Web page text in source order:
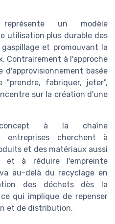
représente un modèle
utilisation plus durable des
et promouvant la
Contrairement à l'approche
basée
"prendre, fabriquer, jeter",
sur la création d'une
à la chaîne
entreprises cherchent à
et des matériaux aussi
et à réduire l'empreinte
au-delà du recyclage en
des déchets dès la
qui implique de repenser
et de distribution.